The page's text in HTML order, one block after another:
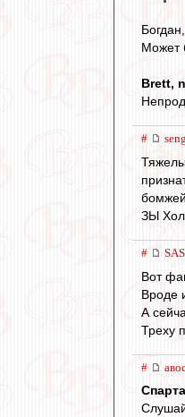
Может
Brett,
#
ЗЫ
# SAS
Вот
Вроде
А
Треху
#